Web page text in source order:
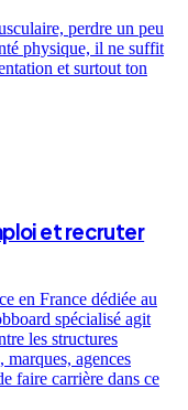
perdre un peu
physique, il ne suffit
et surtout ton
et recruter
en France dédiée au
spécialisé agit
les structures
agences
faire carrière dans ce